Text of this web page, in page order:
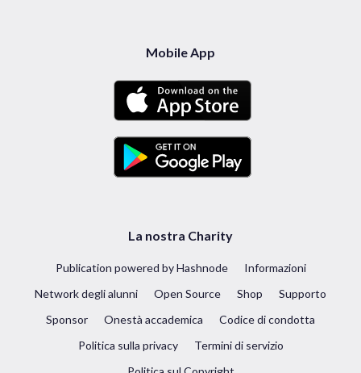
Mobile App
La nostra Charity
Publication powered by Hashnode
Informazioni
Network degli alunni
Open Source Shop
Supporto
Sponsor
Onestà accademica
Codice di condotta
Politica sulla privacy
Termini di servizio